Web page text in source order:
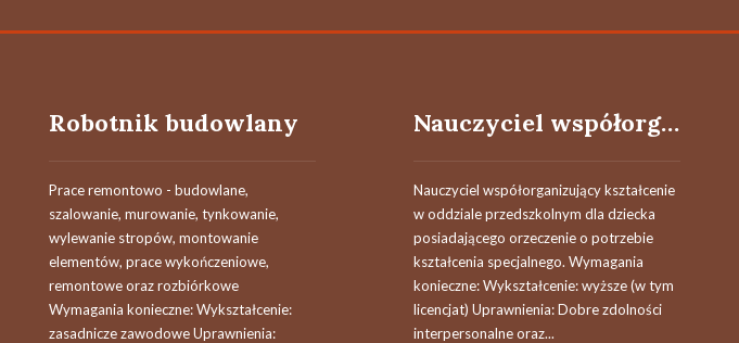
Robotnik budowlany
Prace remontowo - budowlane,
szalowanie, murowanie, tynkowanie,
wylewanie stropów, montowanie
elementów, prace wykończeniowe,
remontowe oraz rozbiórkowe
Wymagania konieczne: Wykształcenie:
zasadnicze zawodowe Uprawnienia:
Nauczyciel współorganizujący kształcenie (k/m)
Nauczyciel współorganizujący kształcenie
w oddziale przedszkolnym dla dziecka
posiadającego orzeczenie o potrzebie
kształcenia specjalnego. Wymagania
konieczne: Wykształcenie: wyższe (w tym
licencjat) Uprawnienia: Dobre zdolności
interpersonalne oraz...